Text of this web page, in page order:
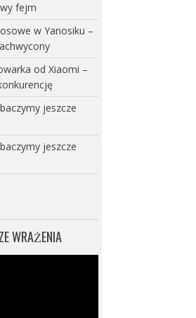
fejm
w Yanosiku –
od Xiaomi –
jeszcze
jeszcze
WRAŻENIA